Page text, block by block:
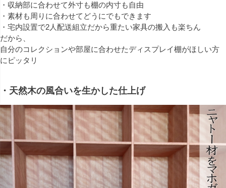
・収納部に合わせて外寸も棚の内寸も自由
・素材も周りに合わせてどうにでもできます
・宅内設置で2人配送組立だから重たい家具の搬入も楽ちん
だから、
自分のコレクションや部屋に合わせたディスプレイ棚がほしい方
にピッタリ
・天然木の風合いを生かした仕上げ